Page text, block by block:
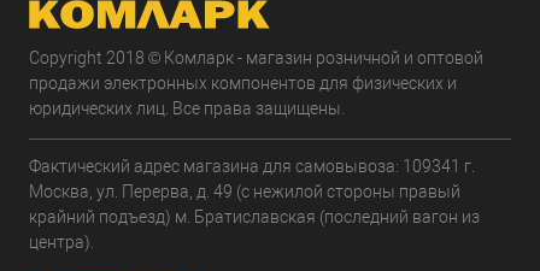
Copyright 2018 © Комларк - магазин розничной и оптовой
продажи электронных компонентов для физических и
юридических лиц. Все права защищены.
Фактический адрес магазина для самовывоза: 109341 г.
Москва, ул. Перерва, д. 49 (с нежилой стороны правый
крайний подъезд) м. Братиславская (последний вагон из
центра).